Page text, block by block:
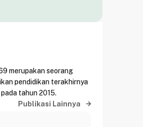
merupakan seorang
pendidikan terakhirnya
tahun 2015.
Publikasi Lainnya